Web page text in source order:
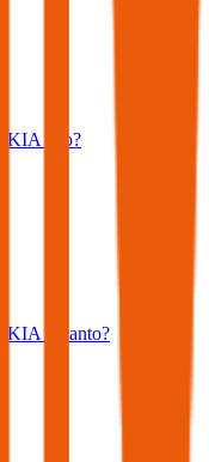
KIA Rio?
KIA Picanto?